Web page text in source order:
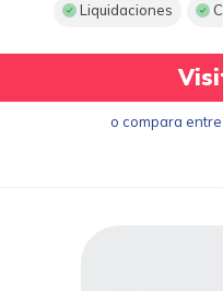
Liquidaciones
o compara